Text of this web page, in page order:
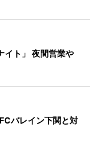
イト」 夜間営業や
バレイン下関と対